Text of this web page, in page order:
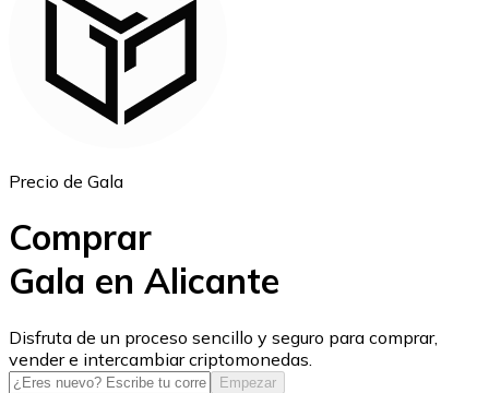
Ethereum
USD Coin
USDC
Precio de Gala
Comprar
Gala en Alicante
Disfruta de un proceso sencillo y seguro para comprar,
vender e intercambiar criptomonedas.
Empezar